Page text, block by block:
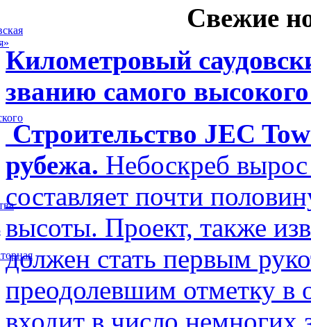
Свежие
Километровый
званию самого
Строительство JEC
рубежа. Небоскреб
составляет почти
высоты. Проект, также
должен стать первым
преодолевшим отметку в